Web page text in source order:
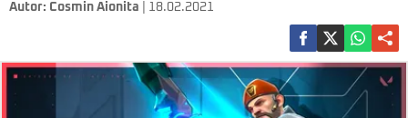
Autor: Cosmin Aionita | 18.02.2021